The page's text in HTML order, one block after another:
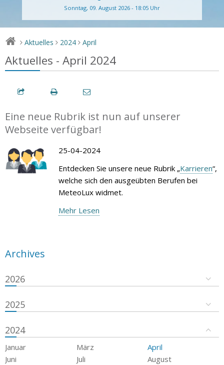
Sonntag, 09. August 2026 - 18:05 Uhr
> Aktuelles > 2024 > April
Aktuelles - April 2024
Eine neue Rubrik ist nun auf unserer
Webseite verfügbar!
25-04-2024
Entdecken Sie unsere neue Rubrik „Karrieren“,
welche sich den ausgeübten Berufen bei
MeteoLux widmet.
Mehr Lesen
Archives
2026
2025
2024
Januar März
April
Juni
Juli
August